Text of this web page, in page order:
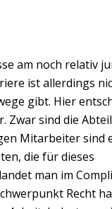
am noch relativ
ist allerdings
gibt. Hier
Zwar sind die
Mitarbeiter sind
die für dieses
man im
Recht